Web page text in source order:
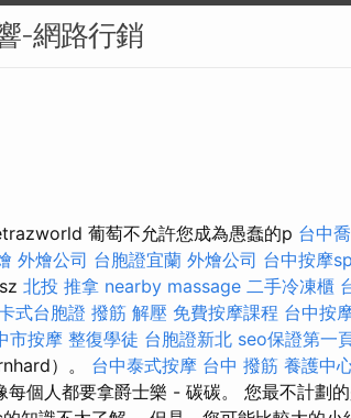
-網路行銷
葡萄不允許您成為愚蠢的p 台中
外燴公司 台胞證宜蘭 外燴公司 台中按摩
北投 推拿 nearby massage 二手冷凍櫃
式台胞證 撥筋 解壓 免費按摩課程 台中按
市按摩 整復學徒 台胞證新北 seo保證第一
）。 台中泰式按摩 台中 撥筋 養護中
個人都要拿爵士樂 - 碳碳。 您最不計劃